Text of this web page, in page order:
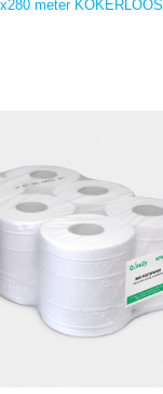
meter KOKERLOOS